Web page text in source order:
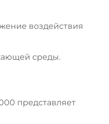
воздействия
среды.
представляет